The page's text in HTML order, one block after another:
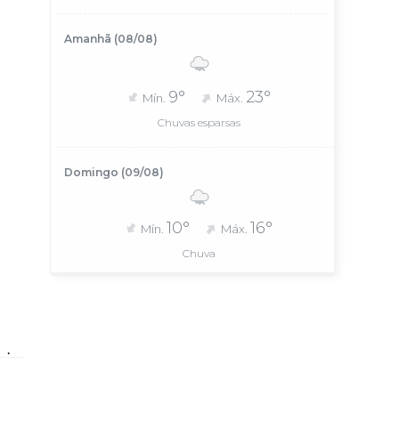
·
Amanhã (08/08)
Mín. 9° Máx. 23°
Chuvas esparsas
Domingo (09/08)
Mín. 10° Máx. 16°
Chuva